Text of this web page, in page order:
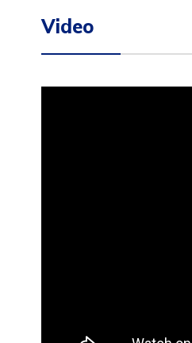
Video